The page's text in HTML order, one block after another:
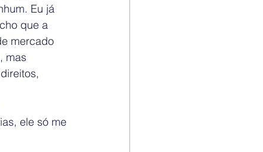
Eu já
que a
mercado
mas
ele só me